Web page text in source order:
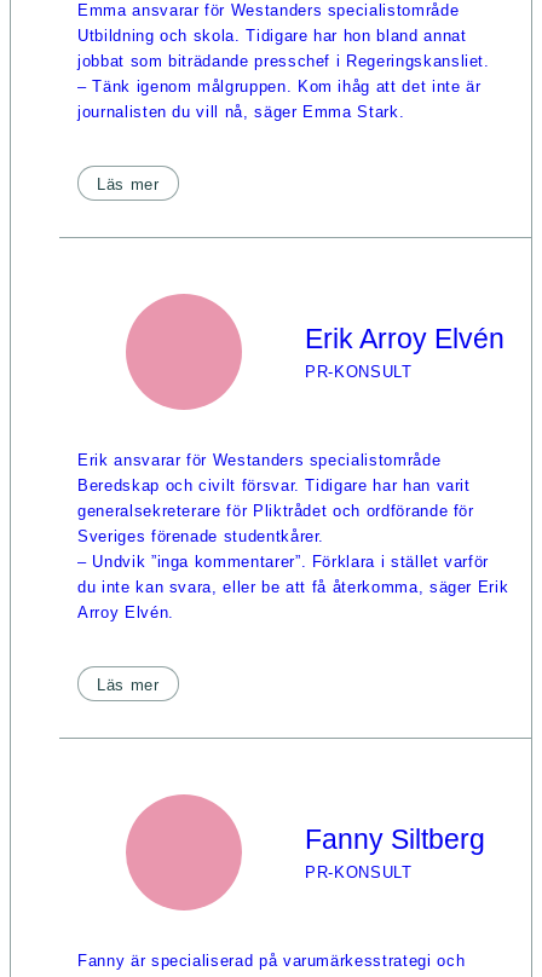
Emma ansvarar för Westanders specialistområde
Utbildning och skola. Tidigare har hon bland annat
jobbat som biträdande presschef i Regeringskansliet.
– Tänk igenom målgruppen. Kom ihåg att det inte är
journalisten du vill nå, säger Emma Stark.
Läs mer
Erik Arroy Elvén
PR-KONSULT
Erik ansvarar för Westanders specialistområde
Beredskap och civilt försvar. Tidigare har han varit
generalsekreterare för Pliktrådet och ordförande för
Sveriges förenade studentkårer.
– Undvik ”inga kommentarer”. Förklara i stället varför
du inte kan svara, eller be att få återkomma, säger Erik
Arroy Elvén.
Läs mer
Fanny Siltberg
PR-KONSULT
Fanny är specialiserad på varumärkesstrategi och